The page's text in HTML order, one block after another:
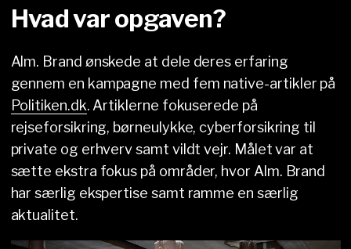
Hvad var opgaven?
Alm. Brand ønskede at dele deres erfaring
gennem en kampagne med fem native-artikler på
Politiken.dk. Artiklerne fokuserede på
rejseforsikring, børneulykke, cyberforsikring til
private og erhverv samt vildt vejr. Målet var at
sætte ekstra fokus på områder, hvor Alm. Brand
har særlig ekspertise samt ramme en særlig
aktualitet.